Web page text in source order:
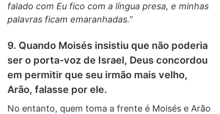
falado com Eu fico com a língua presa, e minhas
palavras ficam emaranhadas.”
9. Quando Moisés insistiu que não poderia
ser o porta-voz de Israel, Deus concordou
em permitir que seu irmão mais velho,
Arão, falasse por ele.
No entanto, quem toma a frente é Moisés e Arão